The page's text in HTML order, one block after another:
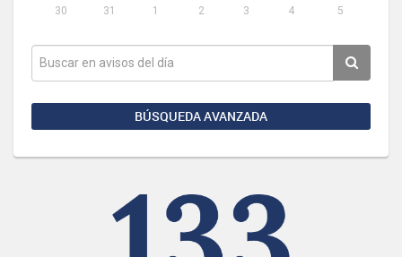
30
31 1 2 3 4 5
BÚSQUEDA AVANZADA